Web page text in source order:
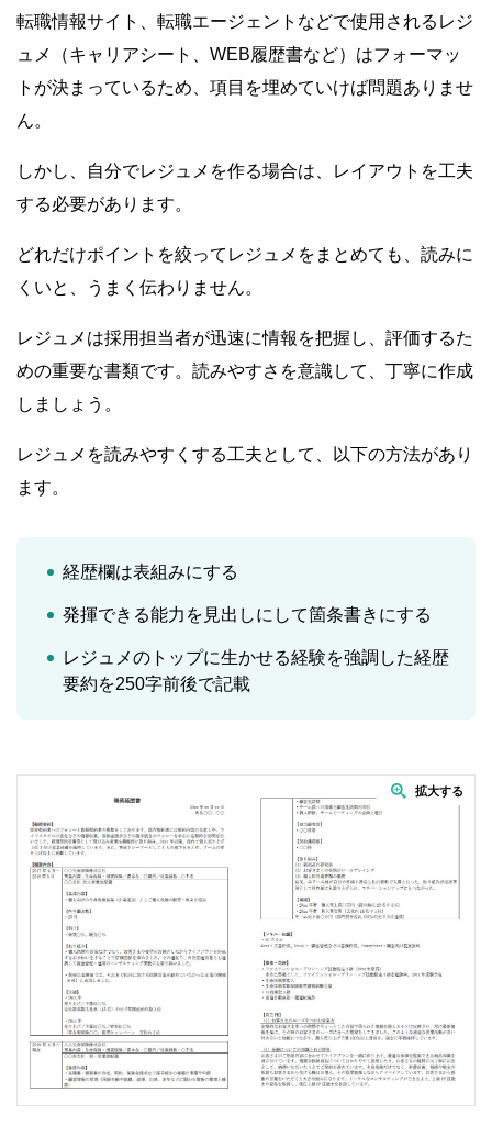
転職情報サイト、転職エージェントなどで使用されるレジ
ュメ（キャリアシート、WEB履歴書など）はフォーマッ
トが決まっているため、項目を埋めていけば問題ありませ
ん。
しかし、自分でレジュメを作る場合は、レイアウトを工夫
する必要があります。
どれだけポイントを絞ってレジュメをまとめても、読みに
くいと、うまく伝わりません。
レジュメは採用担当者が迅速に情報を把握し、評価するた
めの重要な書類です。読みやすさを意識して、丁寧に作成
しましょう。
レジュメを読みやすくする工夫として、以下の方法があり
ます。
経歴欄は表組みにする
発揮できる能力を見出しにして箇条書きにする
レジュメのトップに生かせる経験を強調した経歴
要約を250字前後で記載